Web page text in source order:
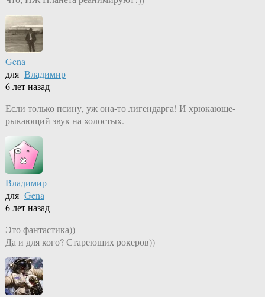
Gena
для Владимир
6 лет назад
Если только псину, уж она-то лигендарга! И хрюкающе-
рыкающий звук на холостых.
Владимир
для Gena
6 лет назад
Это фантастика))
Да и для кого? Стареющих рокеров))